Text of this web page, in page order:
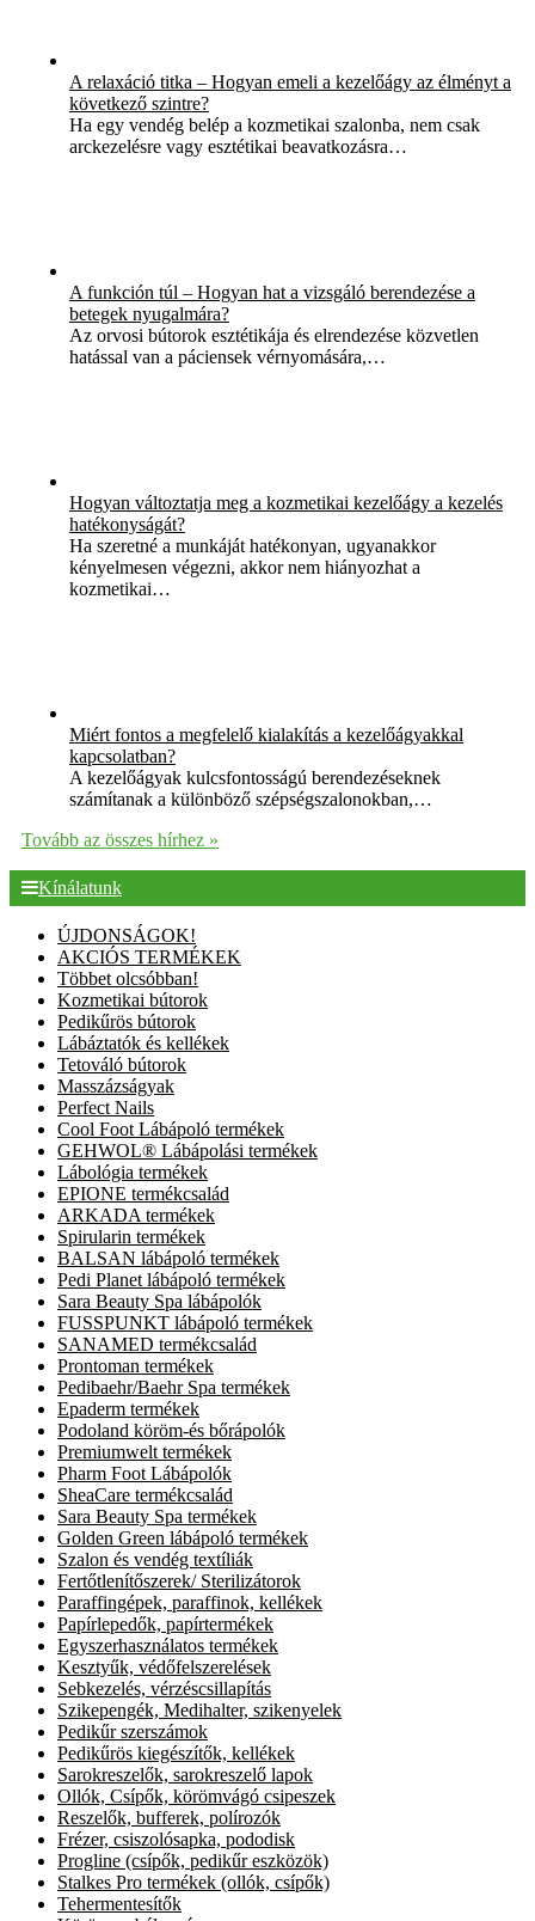
A relaxáció titka – Hogyan emeli a kezelőágy az élményt a
következő szintre?
Ha egy vendég belép a kozmetikai szalonba, nem csak
arckezelésre vagy esztétikai beavatkozásra…
A funkción túl – Hogyan hat a vizsgáló berendezése a
betegek nyugalmára?
Az orvosi bútorok esztétikája és elrendezése közvetlen
hatással van a páciensek vérnyomására,…
Hogyan változtatja meg a kozmetikai kezelőágy a kezelés
hatékonyságát?
Ha szeretné a munkáját hatékonyan, ugyanakkor
kényelmesen végezni, akkor nem hiányozhat a
kozmetikai…
Miért fontos a megfelelő kialakítás a kezelőágyakkal
kapcsolatban?
A kezelőágyak kulcsfontosságú berendezéseknek
számítanak a különböző szépségszalonokban,…
Tovább az összes hírhez »
Kínálatunk
ÚJDONSÁGOK!
AKCIÓS TERMÉKEK
Többet olcsóbban!
Kozmetikai bútorok
Pedikűrös bútorok
Lábáztatók és kellékek
Tetováló bútorok
Masszázságyak
Perfect Nails
Cool Foot Lábápoló termékek
GEHWOL® Lábápolási termékek
Lábológia termékek
EPIONE termékcsalád
ARKADA termékek
Spirularin termékek
BALSAN lábápoló termékek
Pedi Planet lábápoló termékek
Sara Beauty Spa lábápolók
FUSSPUNKT lábápoló termékek
SANAMED termékcsalád
Prontoman termékek
Pedibaehr/Baehr Spa termékek
Epaderm termékek
Podoland köröm-és bőrápolók
Premiumwelt termékek
Pharm Foot Lábápolók
SheaCare termékcsalád
Sara Beauty Spa termékek
Golden Green lábápoló termékek
Szalon és vendég textíliák
Fertőtlenítőszerek/ Sterilizátorok
Paraffingépek, paraffinok, kellékek
Papírlepedők, papírtermékek
Egyszerhasználatos termékek
Kesztyűk, védőfelszerelések
Sebkezelés, vérzéscsillapítás
Szikepengék, Medihalter, szikenyelek
Pedikűr szerszámok
Pedikűrös kiegészítők, kellékek
Sarokreszelők, sarokreszelő lapok
Ollók, Csípők, körömvágó csipeszek
Reszelők, bufferek, polírozók
Frézer, csiszolósapka, pododisk
Progline (csípők, pedikűr eszközök)
Stalkes Pro termékek (ollók, csípők)
Tehermentesítők